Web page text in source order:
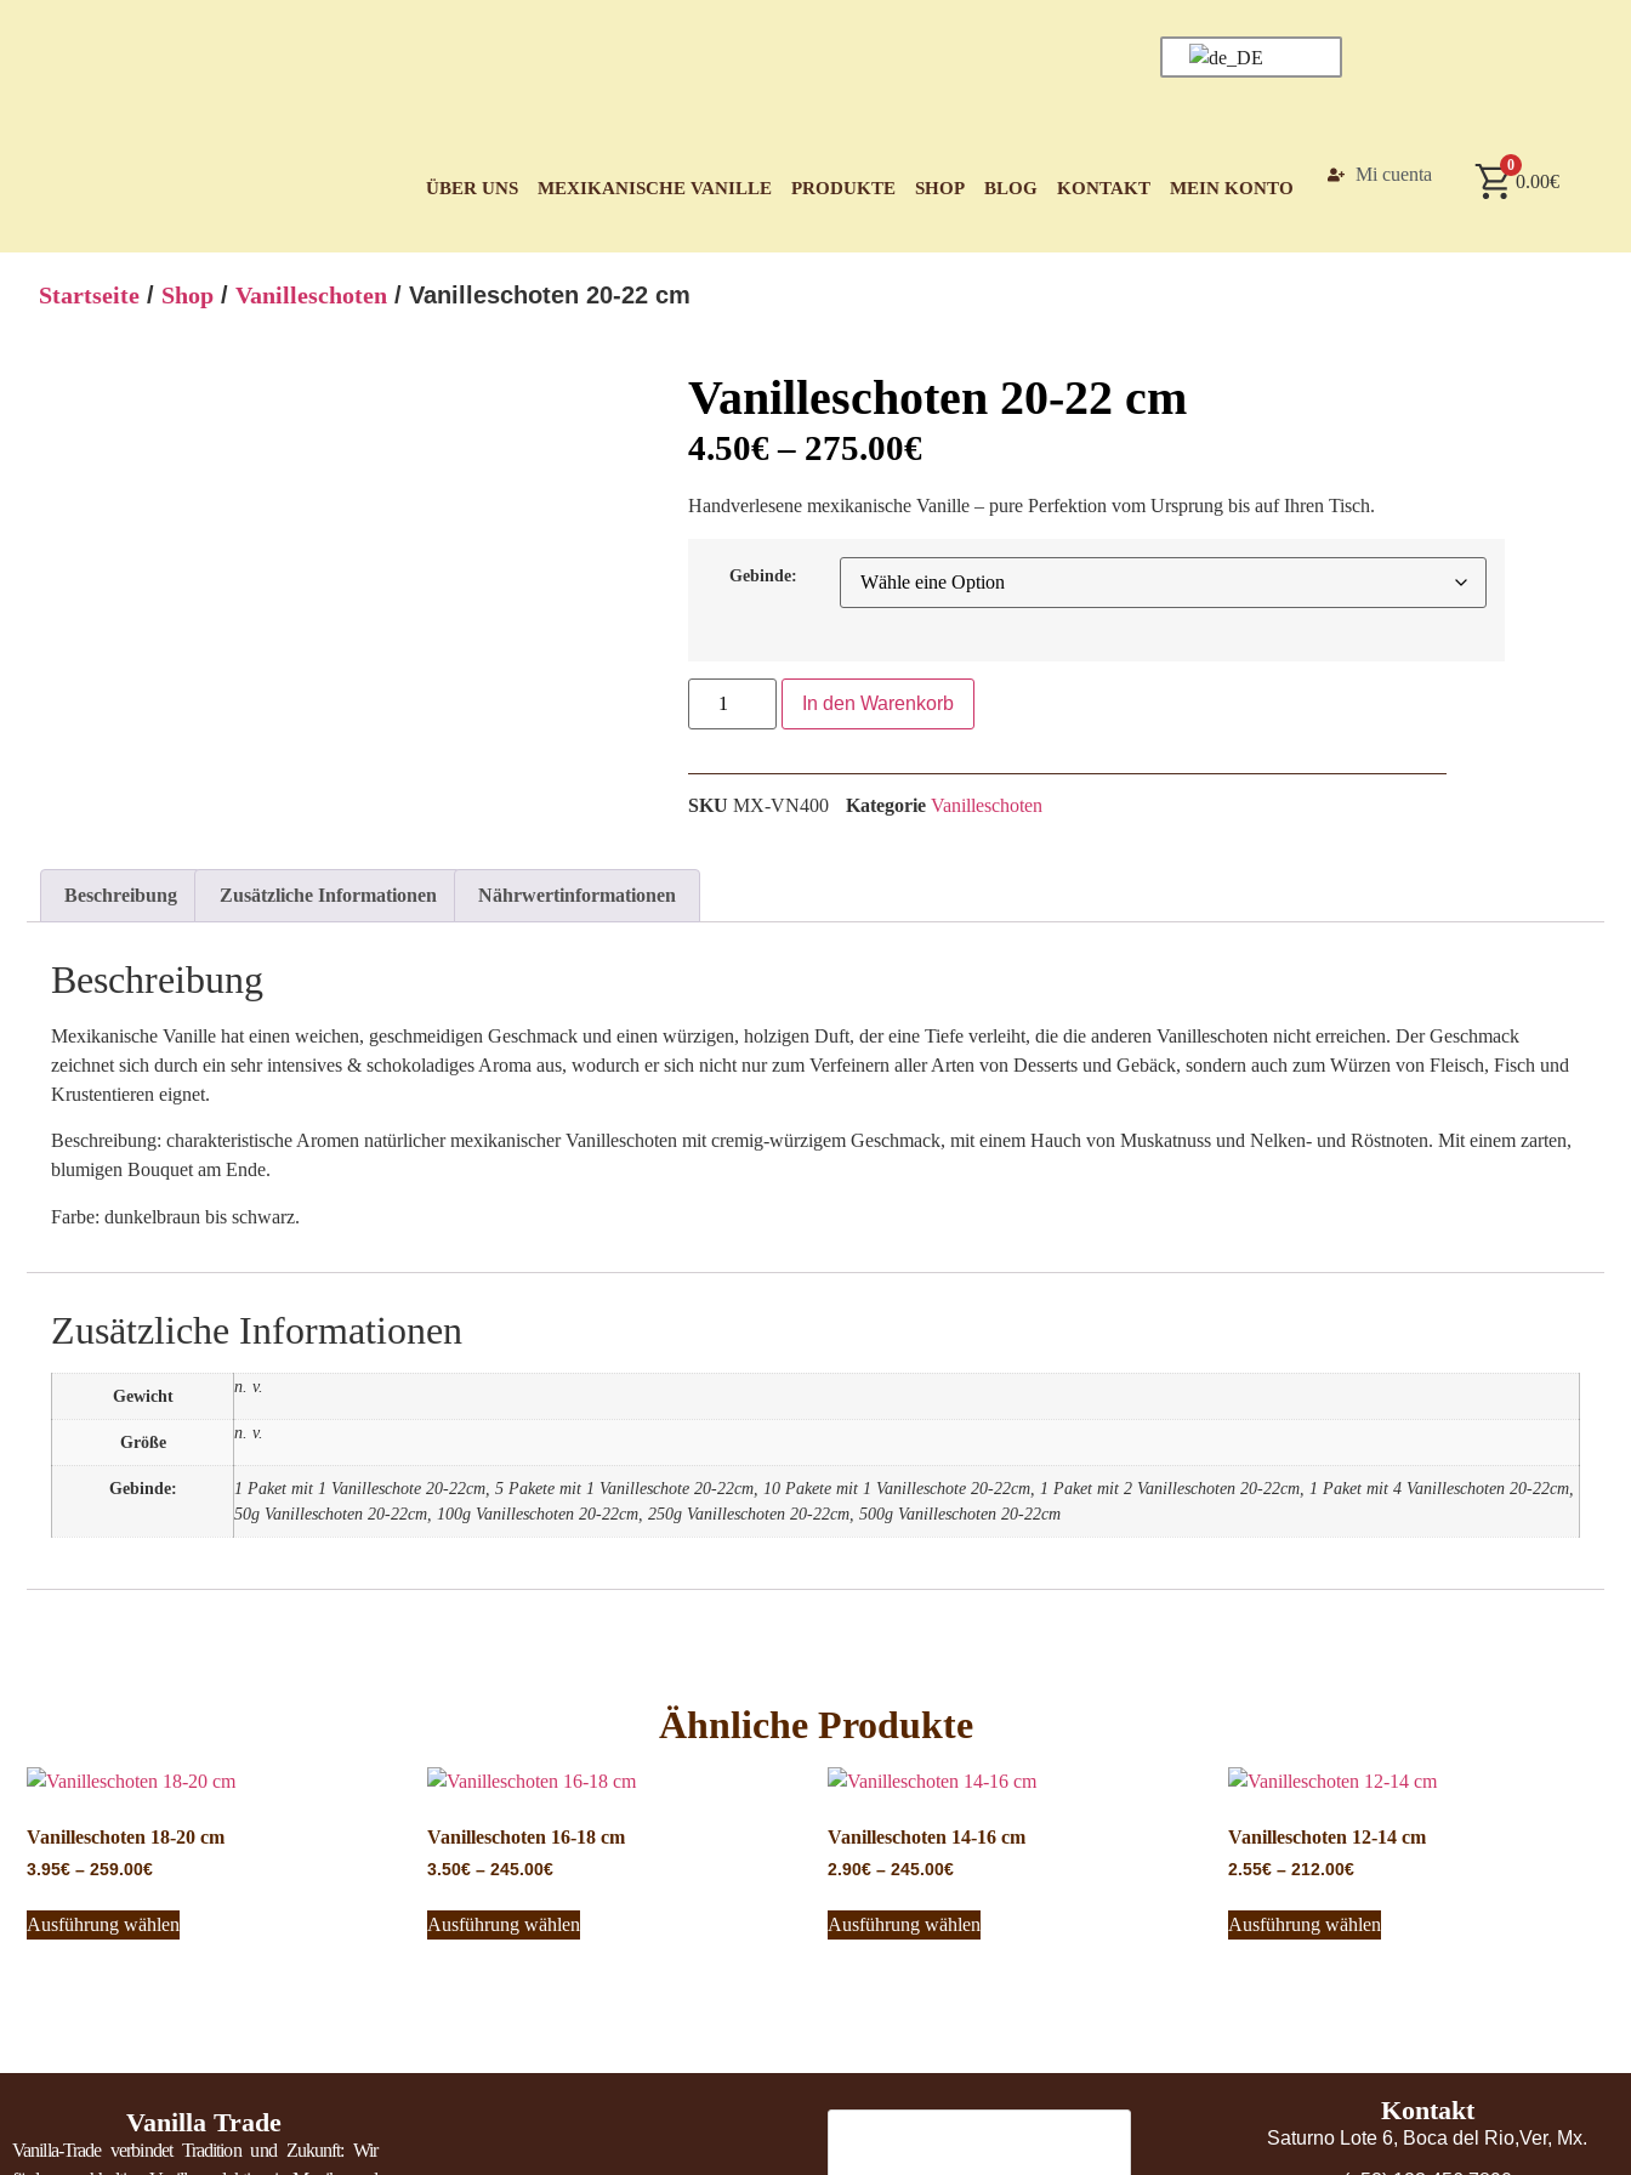
ÜBER UNS MEXIKANISCHE VANILLE PRODUKTE SHOP BLOG KONTAKT MEIN KONTO
Mi cuenta 0
0.00€
Startseite / Shop / Vanilleschoten / Vanilleschoten 20-22 cm
Vanilleschoten 20-22 cm
4.50€ – 275.00€
Handverlesene mexikanische Vanille – pure Perfektion vom Ursprung bis auf Ihren Tisch.
Gebinde:
In den Warenkorb
SKU MX-VN400 Kategorie Vanilleschoten
Beschreibung Zusätzliche Informationen Nährwertinformationen
Beschreibung
Mexikanische Vanille hat einen weichen, geschmeidigen Geschmack und einen würzigen, holzigen Duft, der eine Tiefe verleiht, die die anderen Vanilleschoten nicht erreichen. Der Geschmack
zeichnet sich durch ein sehr intensives & schokoladiges Aroma aus, wodurch er sich nicht nur zum Verfeinern aller Arten von Desserts und Gebäck, sondern auch zum Würzen von Fleisch, Fisch und
Krustentieren eignet.
Beschreibung: charakteristische Aromen natürlicher mexikanischer Vanilleschoten mit cremig-würzigem Geschmack, mit einem Hauch von Muskatnuss und Nelken- und Röstnoten. Mit einem zarten,
blumigen Bouquet am Ende.
Farbe: dunkelbraun bis schwarz.
Zusätzliche Informationen
Gewicht n. v.
Größe n. v.
Gebinde:
1 Paket mit 1 Vanilleschote 20-22cm, 5 Pakete mit 1 Vanilleschote 20-22cm, 10 Pakete mit 1 Vanilleschote 20-22cm, 1 Paket mit 2 Vanilleschoten 20-22cm, 1 Paket mit 4 Vanilleschoten 20-22cm,
50g Vanilleschoten 20-22cm, 100g Vanilleschoten 20-22cm, 250g Vanilleschoten 20-22cm, 500g Vanilleschoten 20-22cm
Ähnliche Produkte
Vanilleschoten 18-20 cm
3.95€ – 259.00€
Ausführung wählen
Vanilleschoten 16-18 cm
3.50€ – 245.00€
Ausführung wählen
Vanilleschoten 14-16 cm
2.90€ – 245.00€
Ausführung wählen
Vanilleschoten 12-14 cm
2.55€ – 212.00€
Ausführung wählen
Vanilla Trade
Vanilla-Trade verbindet Tradition und Zukunft: Wir
Kontakt
Saturno Lote 6, Boca del Rio,Ver, Mx.